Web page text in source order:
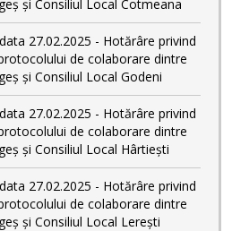
și Consiliul Local Cotmeana
27.02.2025 - Hotărâre privind
de colaborare dintre
și Consiliul Local Godeni
27.02.2025 - Hotărâre privind
de colaborare dintre
și Consiliul Local Hârtiești
27.02.2025 - Hotărâre privind
de colaborare dintre
și Consiliul Local Lerești